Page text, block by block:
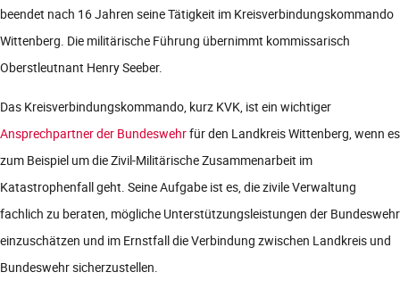
beendet nach 16 Jahren seine Tätigkeit im Kreisverbindungskommando
Wittenberg. Die militärische Führung übernimmt kommissarisch
Oberstleutnant Henry Seeber.
Das Kreisverbindungskommando, kurz KVK, ist ein wichtiger
Ansprechpartner der Bundeswehrfür den Landkreis Wittenberg, wenn es
zum Beispiel um die Zivil-Militärische Zusammenarbeit im
Katastrophenfall geht. Seine Aufgabe ist es, die zivile Verwaltung
fachlich zu beraten, mögliche Unterstützungsleistungen der Bundeswehr
einzuschätzen und im Ernstfall die Verbindung zwischen Landkreis und
Bundeswehr sicherzustellen.